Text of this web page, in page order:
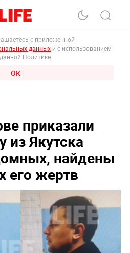
с приложенной
данных и с использованием
Политике.
ОК
приказали
из Якутска
найдены
его жертв